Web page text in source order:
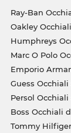
Ray-Ban
Oakley
Humphreys
Marc O Polo
Emporio
Guess Occhiali
Persol Occhiali
Boss Occhiali
Tommy